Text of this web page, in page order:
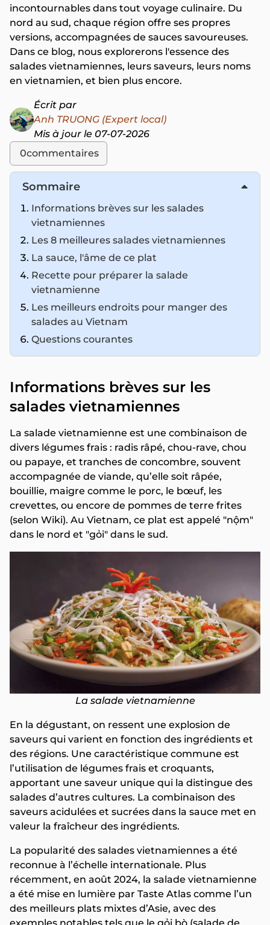
incontournables dans tout voyage culinaire. Du
nord au sud, chaque région offre ses propres
versions, accompagnées de sauces savoureuses.
Dans ce blog, nous explorerons l'essence des
salades vietnamiennes, leurs saveurs, leurs noms
en vietnamien, et bien plus encore.
Écrit par
Anh TRUONG (Expert local)
Mis à jour le 07-07-2026
0commentaires
Sommaire
Informations brèves sur les salades
vietnamiennes
Les 8 meilleures salades vietnamiennes
La sauce, l'âme de ce plat
Recette pour préparer la salade
vietnamienne
Les meilleurs endroits pour manger des
salades au Vietnam
Questions courantes
Informations brèves sur les
salades vietnamiennes
La salade vietnamienne est une combinaison de
divers légumes frais : radis râpé, chou-rave, chou
ou papaye, et tranches de concombre, souvent
accompagnée de viande, qu’elle soit râpée,
bouillie, maigre comme le porc, le bœuf, les
crevettes, ou encore de pommes de terre frites
(selon Wiki). Au Vietnam, ce plat est appelé "nộm"
dans le nord et "gỏi" dans le sud.
La salade vietnamienne
En la dégustant, on ressent une explosion de
saveurs qui varient en fonction des ingrédients et
des régions. Une caractéristique commune est
l’utilisation de légumes frais et croquants,
apportant une saveur unique qui la distingue des
salades d’autres cultures. La combinaison des
saveurs acidulées et sucrées dans la sauce met en
valeur la fraîcheur des ingrédients.
La popularité des salades vietnamiennes a été
reconnue à l’échelle internationale. Plus
récemment, en août 2024, la salade vietnamienne
a été mise en lumière par Taste Atlas comme l’un
des meilleurs plats mixtes d’Asie, avec des
exemples notables tels que le gỏi bò (salade de